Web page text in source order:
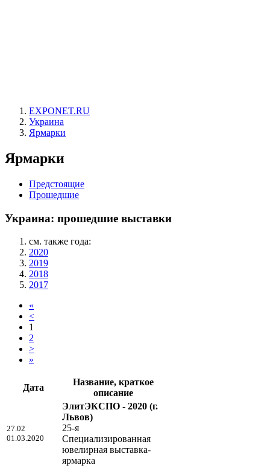
EXPONET.RU
Украина
Ярмарки
Ярмарки
Предстоящие
Прошедшие
Украина: прошедшие выставки
см. также года:
2020
2019
2018
2017
«
<
1
2
>
»
Дата
Название, краткое
описание
27.02
01.03.2020
ЭлитЭКСПО - 2020 (г.
Львов)
25-я
Специализированная
ювелирная выставка-
ярмарка